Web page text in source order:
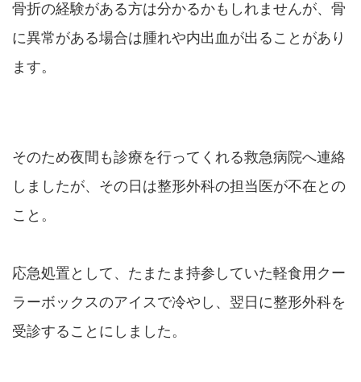
骨折の経験がある方は分かるかもしれませんが、骨
に異常がある場合は腫れや内出血が出ることがあり
ます。
そのため夜間も診療を行ってくれる救急病院へ連絡
しましたが、その日は整形外科の担当医が不在との
こと。
応急処置として、たまたま持参していた軽食用クー
ラーボックスのアイスで冷やし、翌日に整形外科を
受診することにしました。